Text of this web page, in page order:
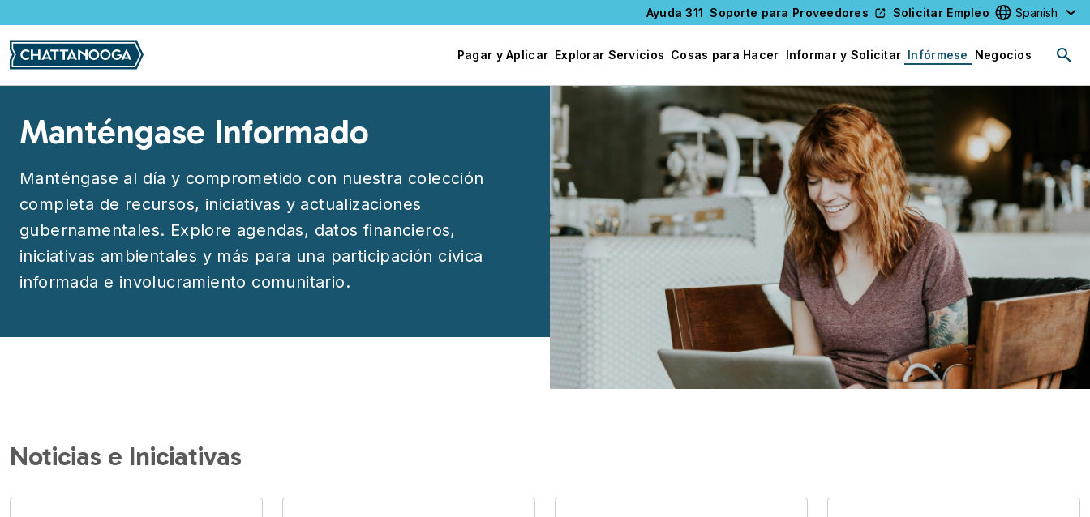
Ayuda 311 Soporte para Proveedores Solicitar Empleo
Select your
Pagar y Aplicar Explorar Servicios Cosas para Hacer Informar y Solicitar Infórmese Negocios
Manténgase Informado
Manténgase al día y comprometido con nuestra colección
completa de recursos, iniciativas y actualizaciones
gubernamentales. Explore agendas, datos financieros,
iniciativas ambientales y más para una participación cívica
informada e involucramiento comunitario.
Image
Noticias e Iniciativas